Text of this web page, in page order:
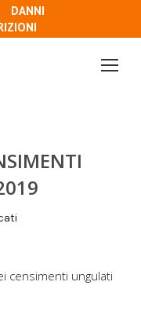
DANNI
censimenti ungulati